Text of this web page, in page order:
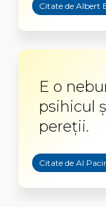
Citate de Albert
E o
psihicul
pereţii.
Citate de Al